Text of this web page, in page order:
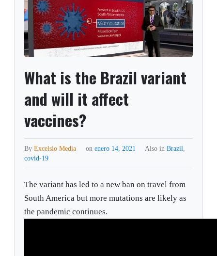
What is the Brazil variant
and will it affect
vaccines?
ByExcelsio Media on enero 14, 2021 Also in Brazil,
covid-19
The variant has led to a new ban on travel from
South America but more mutations are likely as
the pandemic continues.